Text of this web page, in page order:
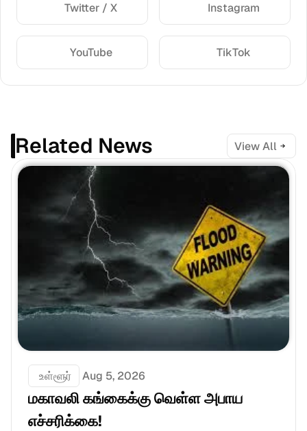
Twitter / X Instagram
YouTube TikTok
Related News View All
உள்ளூர் Aug 5, 2026
மகாவலி கங்கைக்கு வெள்ள அபாய
எச்சரிக்கை!